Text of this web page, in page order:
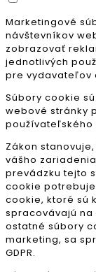
Marketingové
návštevníkov
zobrazovať
jednotlivých
pre vydavateľov
Súbory cookie
webové stránky
používateľského
Zákon
vášho
prevádzku tejto
cookie
cookie, ktoré sú
spracovávajú na
ostatné súbory
marketing, sa
GDPR.